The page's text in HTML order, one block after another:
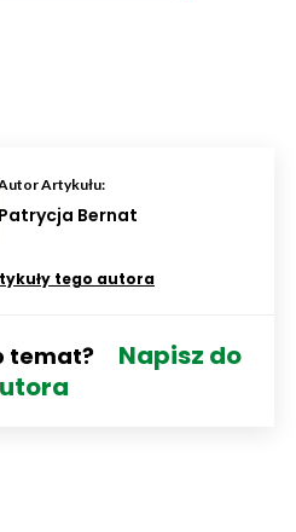
Artykułu:
Patrycja Bernat
tego autora
temat?
Napisz do